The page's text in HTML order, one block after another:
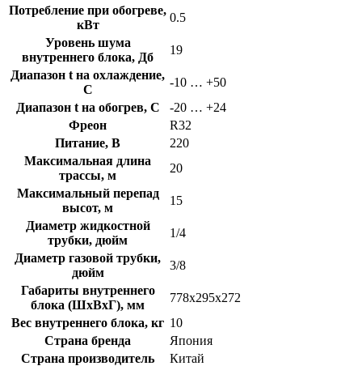
Потребление при обогреве,
кВт
0.5
Уровень шума
внутреннего блока, Дб
19
Диапазон t на охлаждение,
C
-10 … +50
Диапазон t на обогрев, C
-20 … +24
Фреон
R32
Питание, В
220
Максимальная длина
трассы, м
20
Максимальный перепад
высот, м
15
Диаметр жидкостной
трубки, дюйм
1/4
Диаметр газовой трубки,
дюйм
3/8
Габариты внутреннего
блока (ШхВхГ), мм
778x295x272
Вес внутреннего блока, кг 10
Страна бренда
Япония
Страна производитель
Китай